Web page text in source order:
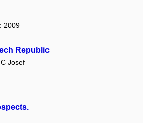
2009
Republic
Josef